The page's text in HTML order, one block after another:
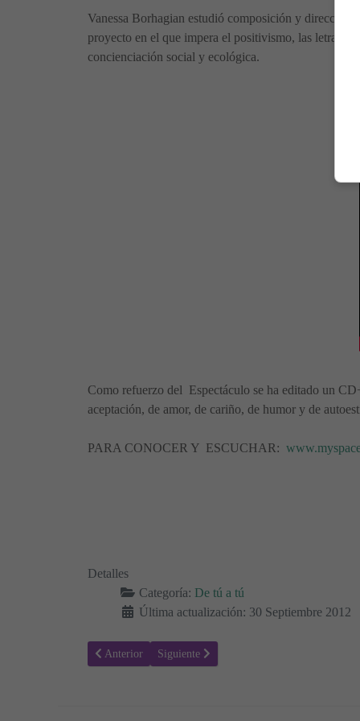
Vanessa Borhagian estudió composición y dirección
proyecto en el que impera el positivismo, las letras
concienciación social y ecológica.
Como refuerzo del Espectáculo se ha editado un
aceptación, de amor, de cariño, de humor y de
PARA CONOCER Y ESCUCHAR:
Detalles
Categoría: De tú a tú
Última actualización: 30 Septiembre 2012
Artículo anterior: Regalar animales domésticos por
Anterior Artículo siguiente: El Burro y el Pozo
Siguiente